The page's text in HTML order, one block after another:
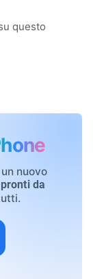
questo
nuovo
pronti da